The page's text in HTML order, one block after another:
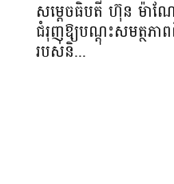
សម្តេចធិបតី ហ៊ុន ម៉ាណ
ជំរុញឱ្យបណ្តុះសមត្ថភា
របស់និ...